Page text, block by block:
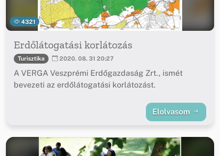
4321
Erdőlátogatási korlátozás
Turisztika 2020. 08. 31 20:27
A VERGA Veszprémi Erdőgazdaság Zrt., ismét
bevezeti az erdőlátogatási korlátozást.
Elolvasom